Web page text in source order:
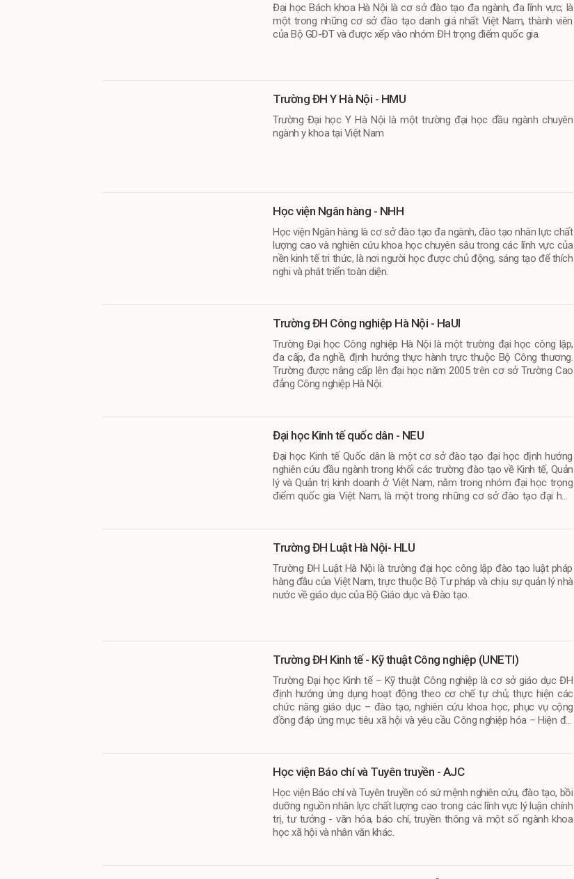
Đại học Bách khoa Hà Nội là cơ sở đào tạo đa ngành, đa lĩnh vực; là
một trong những cơ sở đào tạo danh giá nhất Việt Nam, thành viên
của Bộ GD-ĐT và được xếp vào nhóm ĐH trọng điểm quốc gia.
Trường ĐH Y Hà Nội - HMU
Trường Đại học Y Hà Nội là một trường đại học đầu ngành chuyên
ngành y khoa tại Việt Nam
Học viện Ngân hàng - NHH
Học viện Ngân hàng là cơ sở đào tạo đa ngành, đào tạo nhân lực chất
lượng cao và nghiên cứu khoa học chuyên sâu trong các lĩnh vực của
nền kinh tế tri thức, là nơi người học được chủ động, sáng tạo để thích
nghi và phát triển toàn diện.
Trường ĐH Công nghiệp Hà Nội - HaUI
Trường Đại học Công nghiệp Hà Nội là một trường đại học công lập,
đa cấp, đa nghề, định hướng thực hành trực thuộc Bộ Công thương.
Trường được nâng cấp lên đại học năm 2005 trên cơ sở Trường Cao
đẳng Công nghiệp Hà Nội.
Đại học Kinh tế quốc dân - NEU
Đại học Kinh tế Quốc dân là một cơ sở đào tạo đại học định hướng
nghiên cứu đầu ngành trong khối các trường đào tạo về Kinh tế, Quản
lý và Quản trị kinh doanh ở Việt Nam, nằm trong nhóm đại học trọng
điểm quốc gia Việt Nam, là một trong những cơ sở đào tạo đại học
Trường ĐH Luật Hà Nội- HLU
Trường ĐH Luật Hà Nội là trường đại học công lập đào tạo luật pháp
hàng đầu của Việt Nam, trực thuộc Bộ Tư pháp và chịu sự quản lý nhà
nước về giáo dục của Bộ Giáo dục và Đào tạo.
Trường ĐH Kinh tế - Kỹ thuật Công nghiệp (UNETI)
Trường Đại học Kinh tế – Kỹ thuật Công nghiệp là cơ sở giáo dục ĐH
định hướng ứng dụng hoạt động theo cơ chế tự chủ; thực hiện các
chức năng giáo dục – đào tạo, nghiên cứu khoa học, phục vụ cộng
đồng đáp ứng mục tiêu xã hội và yêu cầu Công nghiệp hóa – Hiện đại
Học viện Báo chí và Tuyên truyền - AJC
Học viện Báo chí và Tuyên truyền có sứ mệnh nghiên cứu, đào tạo, bồi
dưỡng nguồn nhân lực chất lượng cao trong các lĩnh vực lý luận chính
trị, tư tưởng - văn hóa, báo chí, truyền thông và một số ngành khoa
học xã hội và nhân văn khác.